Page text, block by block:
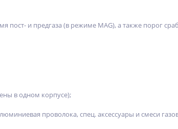
пост- и предгаза (в режиме MAG), а также порог
в одном корпусе);
проволока, спец. аксессуары и смеси